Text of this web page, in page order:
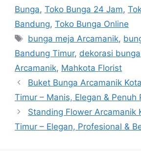
Bunga, Toko Bunga 24 Jam,
Bandung, Toko Bunga Online
bunga meja Arcamanik,
Bandung Timur, dekorasi bunga
Arcamanik, Mahkota Florist
Buket Bunga Arcamanik
Timur – Manis, Elegan & Penuh
Standing Flower Arcamanik
Timur – Elegan, Profesional &